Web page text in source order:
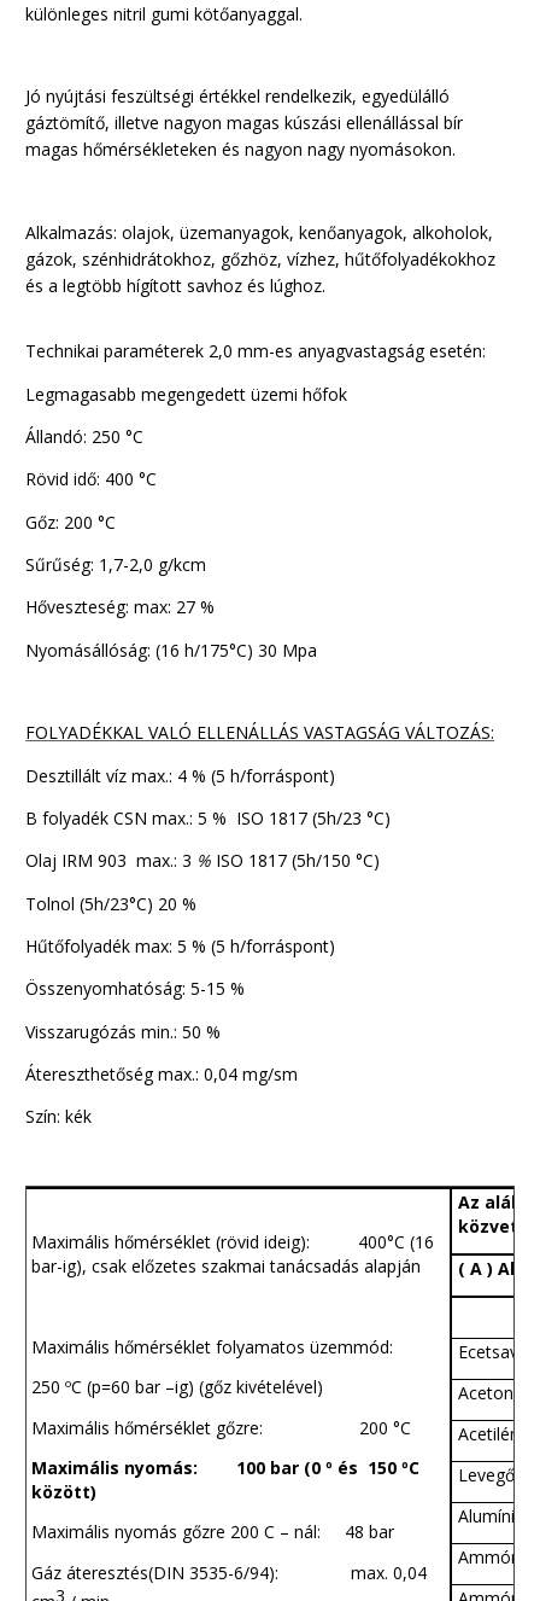
különleges nitril gumi kötőanyaggal.
Jó nyújtási feszültségi értékkel rendelkezik, egyedülálló
gáztömítő, illetve nagyon magas kúszási ellenállással bír
magas hőmérsékleteken és nagyon nagy nyomásokon.
Alkalmazás: olajok, üzemanyagok, kenőanyagok, alkoholok,
gázok, szénhidrátokhoz, gőzhöz, vízhez, hűtőfolyadékokhoz
és a legtöbb hígított savhoz és lúghoz.
Technikai paraméterek 2,0 mm-es anyagvastagság esetén:
Legmagasabb megengedett üzemi hőfok
Állandó: 250 °C
Rövid idő: 400 °C
Gőz: 200 °C
Sűrűség: 1,7-2,0 g/kcm
Hőveszteség: max: 27 %
Nyomásállóság: (16 h/175°C) 30 Mpa
FOLYADÉKKAL VALÓ ELLENÁLLÁS VASTAGSÁG VÁLTOZÁS:
Desztillált víz max.: 4 % (5 h/forráspont)
B folyadék CSN max.: 5 % ISO 1817 (5h/23 °C)
Olaj IRM 903 max.: 3 % ISO 1817 (5h/150 °C)
Tolnol (5h/23°C) 20 %
Hűtőfolyadék max: 5 % (5 h/forráspont)
Összenyomhatóság: 5-15 %
Visszarugózás min.: 50 %
Átereszthetőség max.: 0,04 mg/sm
Szín: kék
Maximális hőmérséklet (rövid ideig): 400°C (16
bar-ig), csak előzetes szakmai tanácsadás alapján
Maximális hőmérséklet folyamatos üzemmód:
250 ºC (p=60 bar –ig) (gőz kivételével)
Maximális hőmérséklet gőzre: 200 °C
Maximális nyomás: 100 bar (0 º és 150 ºC
között)
Maximális nyomás gőzre 200 C – nál: 48 bar
Gáz áteresztés(DIN 3535-6/94): max. 0,04
3
Az
( A )
Ecetsav
Aceton
Acetilén
Levegő
Ammónia